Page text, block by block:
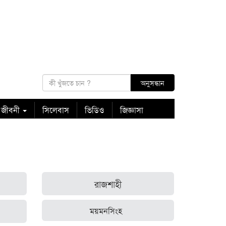
সিলেবাস ভিডিও জিজ্ঞাসা
রাজশাহী
ময়মনসিংহ